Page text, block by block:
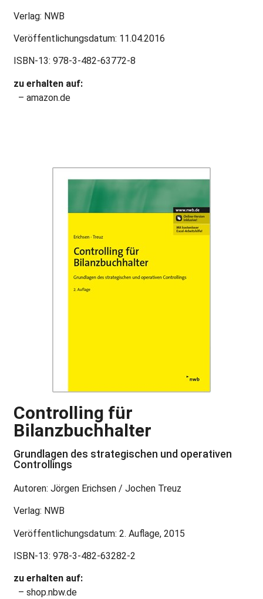
Verlag: NWB
Veröffentlichungsdatum: 11.04.2016
ISBN-13: 978-3-482-63772-8
zu erhalten auf:
– amazon.de
Controlling für
Bilanzbuchhalter
Grundlagen des strategischen und operativen
Controllings
Autoren: Jörgen Erichsen / Jochen Treuz
Verlag: NWB
Veröffentlichungsdatum: 2. Auflage, 2015
ISBN-13: 978-3-482-63282-2
zu erhalten auf:
– shop.nbw.de